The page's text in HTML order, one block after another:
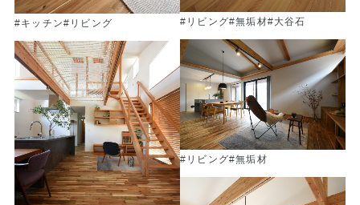
#キッチン#リビング #リビング#無垢材#大谷石
#リビング#無垢材